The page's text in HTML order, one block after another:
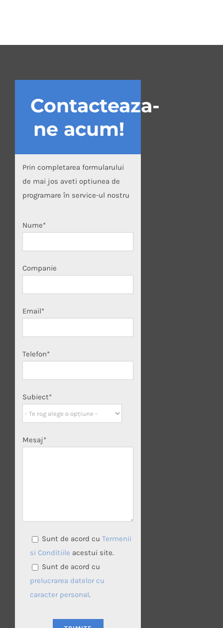
Contacteaza-
ne acum!
Prin completarea formularului
de mai jos aveti optiunea de
programare în service-ul nostru
Nume*
Companie
Email*
Telefon*
Subiect*
Mesaj*
Sunt de acord cuTermenii
si Conditiile acestui site.
Sunt de acord cu
prelucrarea datelor cu
caracter personal.